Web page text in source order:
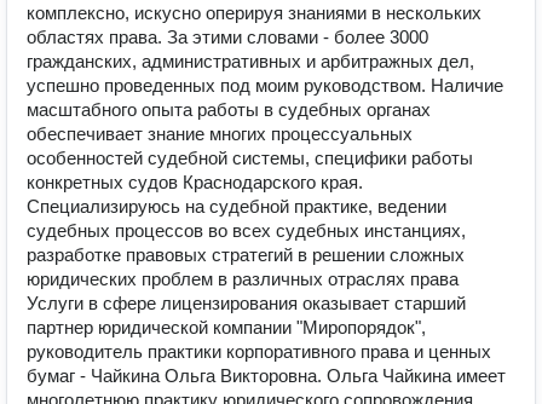
комплексно, искусно оперируя знаниями в нескольких
областях права. За этими словами - более 3000
гражданских, административных и арбитражных дел,
успешно проведенных под моим руководством. Наличие
масштабного опыта работы в судебных органах
обеспечивает знание многих процессуальных
особенностей судебной системы, специфики работы
конкретных судов Краснодарского края.
Специализируюсь на судебной практике, ведении
судебных процессов во всех судебных инстанциях,
разработке правовых стратегий в решении сложных
юридических проблем в различных отраслях права
Услуги в сфере лицензирования оказывает старший
партнер юридической компании "Миропорядок",
руководитель практики корпоративного права и ценных
бумаг - Чайкина Ольга Викторовна. Ольга Чайкина имеет
многолетнюю практику юридического сопровождения